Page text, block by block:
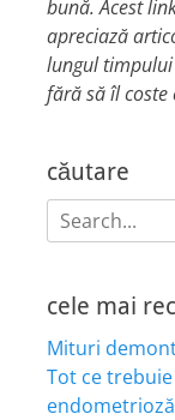
bună. Acest
apreciază
lungul
fără să îl coste
căutare
Search
for:
cele mai
Mituri
Tot ce